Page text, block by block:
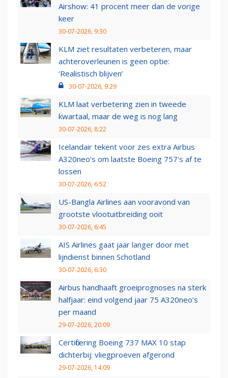
Airshow: 41 procent meer dan de vorige
keer
30-07-2026, 9:30
KLM ziet resultaten verbeteren, maar
achteroverleunen is geen optie:
‘Realistisch blijven’
30-07-2026, 9:29
KLM laat verbetering zien in tweede
kwartaal, maar de weg is nog lang
30-07-2026, 8:22
Icelandair tekent voor zes extra Airbus
A320neo's om laatste Boeing 757's af te
lossen
30-07-2026, 6:52
US-Bangla Airlines aan vooravond van
grootste vlootuitbreiding ooit
30-07-2026, 6:45
AIS Airlines gaat jaar langer door met
lijndienst binnen Schotland
30-07-2026, 6:30
Airbus handhaaft groeiprognoses na sterk
halfjaar: eind volgend jaar 75 A320neo’s
per maand
29-07-2026, 20:09
Certificering Boeing 737 MAX 10 stap
dichterbij: vliegproeven afgerond
29-07-2026, 14:09